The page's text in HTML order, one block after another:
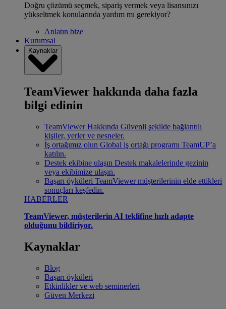
Doğru çözümü seçmek, sipariş vermek veya lisansınızı
yükseltmek konularında yardım mı gerekiyor?
Anlatın bize
Kurumsal
Kaynaklar
TeamViewer hakkında daha fazla
bilgi edinin
TeamViewer Hakkında Güvenli şekilde bağlantılı
kişiler, yerler ve nesneler.
İş ortağımız olun Global iş ortağı programı TeamUP’a
katılın.
Destek ekibine ulaşın Destek makalelerinde gezinin
veya ekibimize ulaşın.
Başarı öyküleri TeamViewer müşterilerinin elde ettikleri
sonuçları keşfedin.
HABERLER
TeamViewer, müşterilerin AI teklifine hızlı adapte
olduğunu bildiriyor.
Kaynaklar
Blog
Başarı öyküleri
Etkinlikler ve web seminerleri
Güven Merkezi